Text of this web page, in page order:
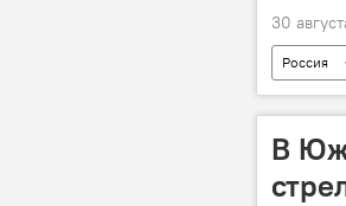
30
Россия
В